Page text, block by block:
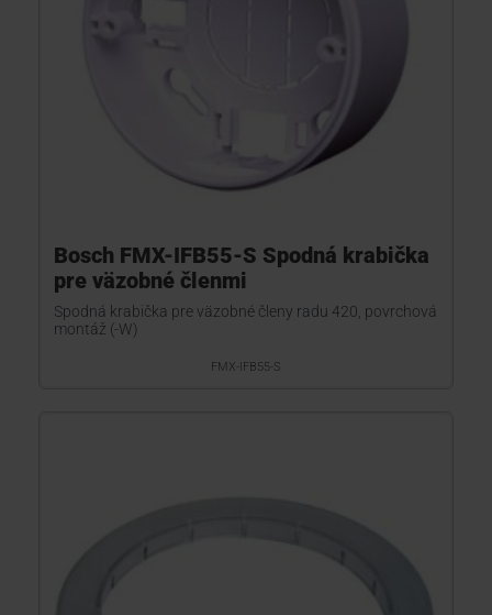
Bosch FMX-IFB55-S Spodná krabička
pre väzobné členmi
Spodná krabička pre väzobné členy radu 420, povrchová
montáž (-W)
FMX-IFB55-S